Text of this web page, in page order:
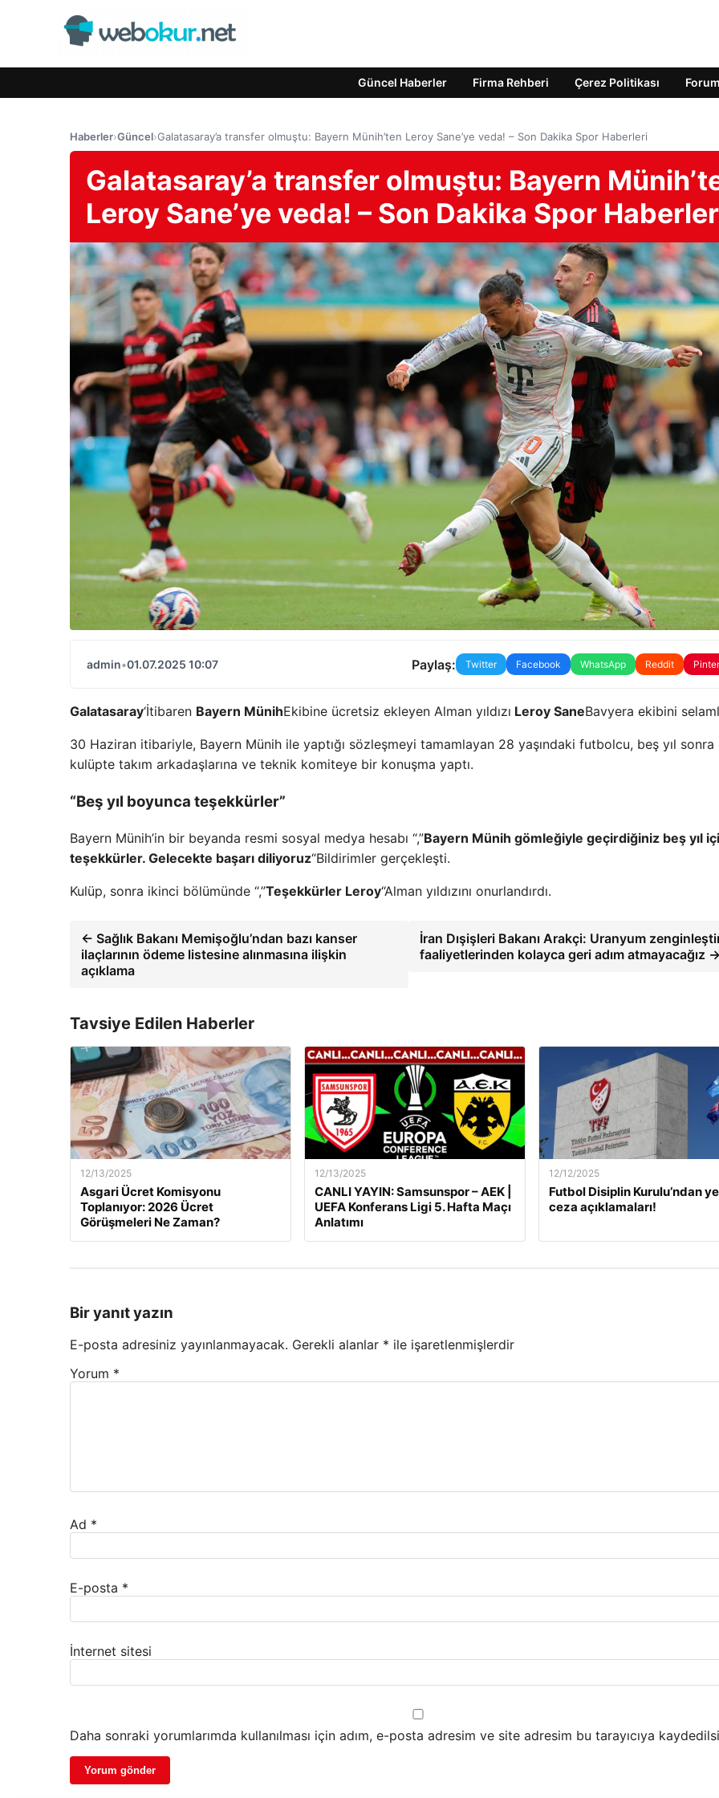
Güncel Haberler Firma Rehberi Çerez Politikası Forum
Haberler›Güncel›Galatasaray’a transfer olmuştu: Bayern Münih’ten Leroy Sane’ye veda! – Son Dakika Spor Haberleri
Galatasaray’a transfer olmuştu: Bayern
Leroy Sane’ye veda! – Son Dakika Spor
admin•01.07.2025 10:07 Paylaş: Twitter Facebook WhatsApp Reddit
Galatasaray‘İtibaren Bayern MünihEkibine ücretsiz ekleyen Alman yıldızı Leroy SaneBavyera ekibini
30 Haziran itibariyle, Bayern Münih ile yaptığı sözleşmeyi tamamlayan 28 yaşındaki futbolcu, beş yıl sonra
kulüpte takım arkadaşlarına ve teknik komiteye bir konuşma yaptı.
“Beş yıl boyunca teşekkürler”
Bayern Münih’in bir beyanda resmi sosyal medya hesabı “,”Bayern Münih gömleğiyle geçirdiğiniz beş yıl
teşekkürler. Gelecekte başarı diliyoruz“Bildirimler gerçekleşti.
Kulüp, sonra ikinci bölümünde “,”Teşekkürler Leroy“Alman yıldızını onurlandırdı.
← Sağlık Bakanı Memişoğlu’ndan bazı kanser
ilaçlarının ödeme listesine alınmasına ilişkin
açıklama
İran Dışişleri Bakanı Arakçi: Uranyum
faaliyetlerinden kolayca geri adım atmayacağız →
Tavsiye Edilen Haberler
12/13/2025
Asgari Ücret Komisyonu
Toplanıyor: 2026 Ücret
Görüşmeleri Ne Zaman?
12/13/2025
CANLI YAYIN: Samsunspor – AEK |
UEFA Konferans Ligi 5. Hafta Maçı
Anlatımı
12/12/2025
Futbol Disiplin Kurulu’ndan
ceza açıklamaları!
Bir yanıt yazın
E-posta adresiniz yayınlanmayacak. Gerekli alanlar * ile işaretlenmişlerdir
Yorum *
Ad *
E-posta *
İnternet sitesi
Daha sonraki yorumlarımda kullanılması için adım, e-posta adresim ve site adresim bu tarayıcıya